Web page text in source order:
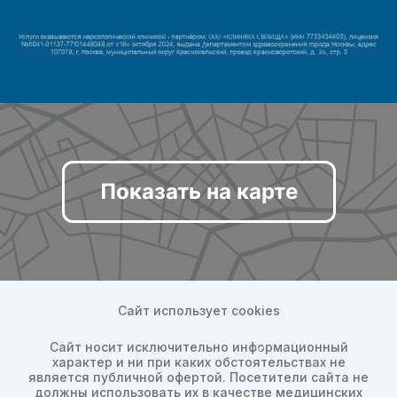
Показать на карте
Сайт использует cookies
Сайт носит исключительно информационный
характер и ни при каких обстоятельствах не
является публичной офертой. Посетители сайта не
должны использовать их в качестве медицинских